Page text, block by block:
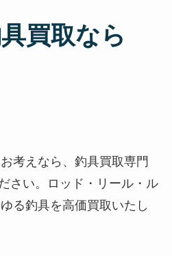
買取なら
考えなら、釣具買取専門
さい。ロッド・リール・ル
る釣具を高価買取いたし